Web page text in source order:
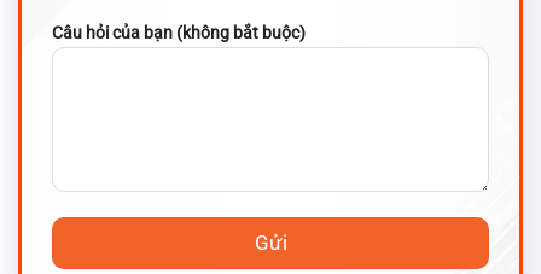
Câu hỏi của bạn (không bắt buộc)